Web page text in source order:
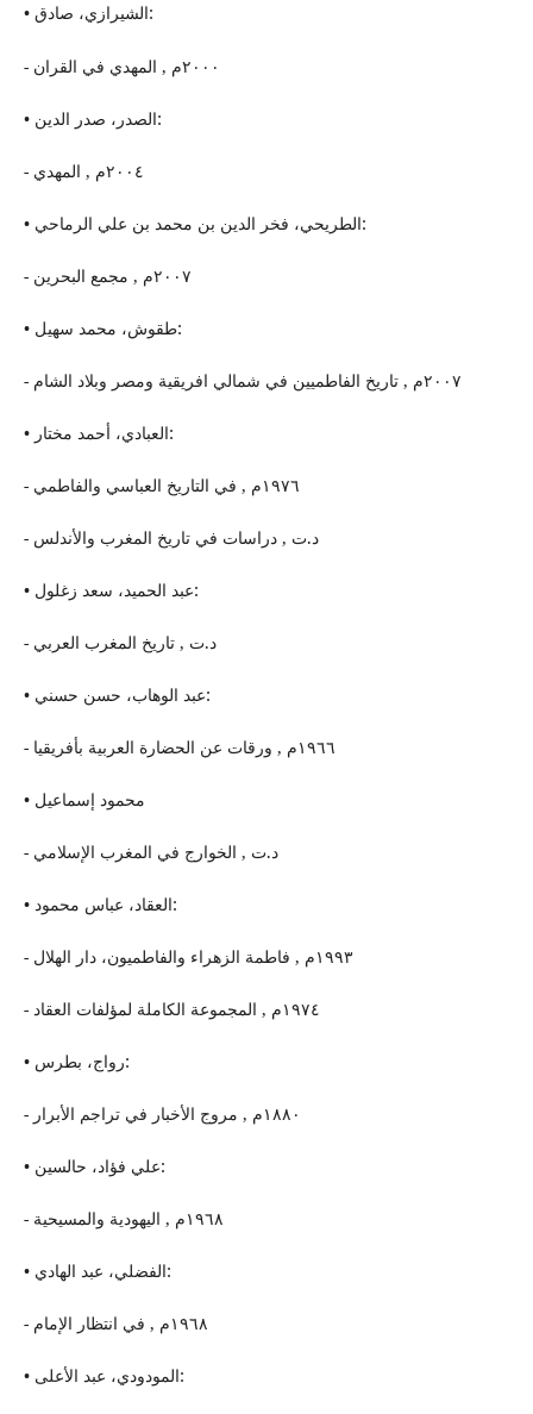
• الشیرازي، صادق:
- ٢٠٠٠م , المهدي في القران
• الصدر، صدر الدین:
- ٢٠٠٤م , المهدي
• الطریحي، فخر الدین بن محمد بن علي الرماحي:
- ٢٠٠٧م , مجمع البحرین
• طقوش، محمد سهيل:
- ٢٠٠٧م , تاریخ الفاطمیین في شمالي افریقیة ومصر وبلاد الشام
• العبادي، أحمد مختار:
- ١٩٧٦م , في التاریخ العباسي والفاطمي
- د.ت , دراسات في تاریخ المغرب والأندلس
• عبد الحمید، سعد زغلول:
- د.ت , تاریخ المغرب العربي
• عبد الوهاب، حسن حسني:
- ١٩٦٦م , ورقات عن الحضارة العربیة بأفریقیا
• محمود إسماعیل
- د.ت , الخوارج في المغرب الإسلامي
• العقاد، عباس محمود:
- ١٩٩٣م , فاطمة الزهراء والفاطمیون، دار الهلال
- ١٩٧٤م , المجموعة الكاملة لمؤلفات العقاد
• رواج، بطرس:
- ١٨٨٠م , مروج الأخبار في تراجم الأبرار
• علي فؤاد، حالسین:
- ١٩٦٨م , اليهودیة والمسیحیة
• الفضلي، عبد الهادي:
- ١٩٦٨م , في انتظار الإمام
• المودودي، عبد الأعلى: